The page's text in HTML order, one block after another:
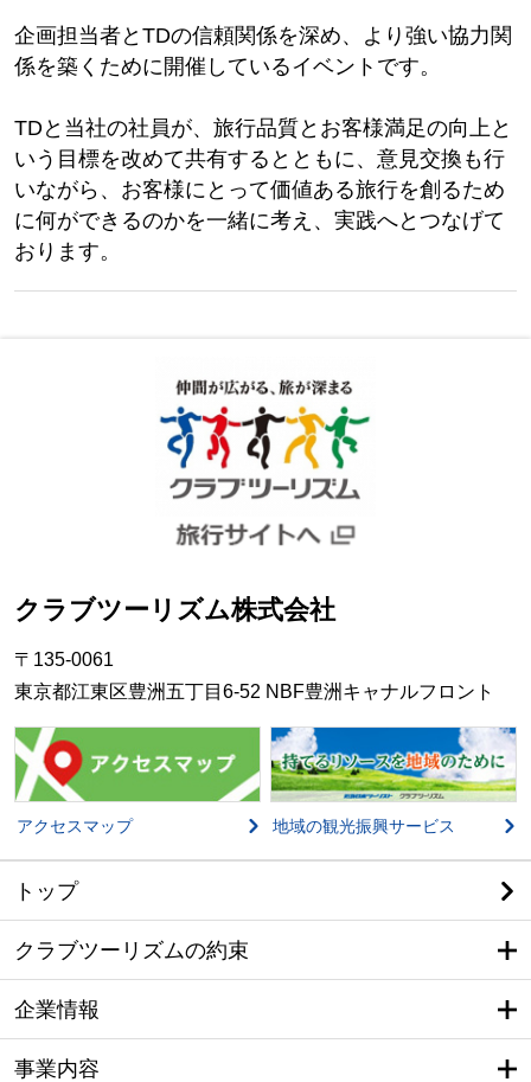
導入研修
当社のツアーに添乗するTDが必ず受講
する研修。当社TDとして共有すべきミ
確認しています。
定期研修
経験や習得スキルに合わせた研修。TD
同士の意見交換を通して、お客様のこと
をより深く理解できるよう、添乗技術を
企画担当者とTDの信頼関係を深め、より強い協力関
係を築くために開催しているイベントです。
TDと当社の社員が、旅行品質とお客様満足の向上と
いう目標を改めて共有するとともに、意見交換も行
いながら、お客様にとって価値ある旅行を創るため
に何ができるのかを一緒に考え、実践へとつなげて
おります。